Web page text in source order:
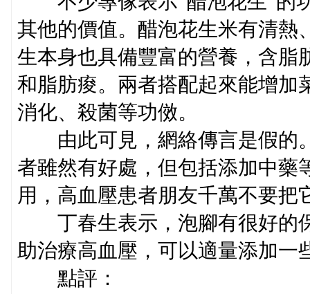
其他的價值。醋泡花生米有清熱
生本身也具備豐富的營養，含脂
和脂肪痠。兩者搭配起來能增加
消化、殺菌等功傚。
由此可見，網絡傳言是假的
者雖然有好處，但包括添加中藥
用，高血壓患者朋友千萬不要把
丁春生表示，泡腳有很好的
助治療高血壓，可以適量添加一
點評：